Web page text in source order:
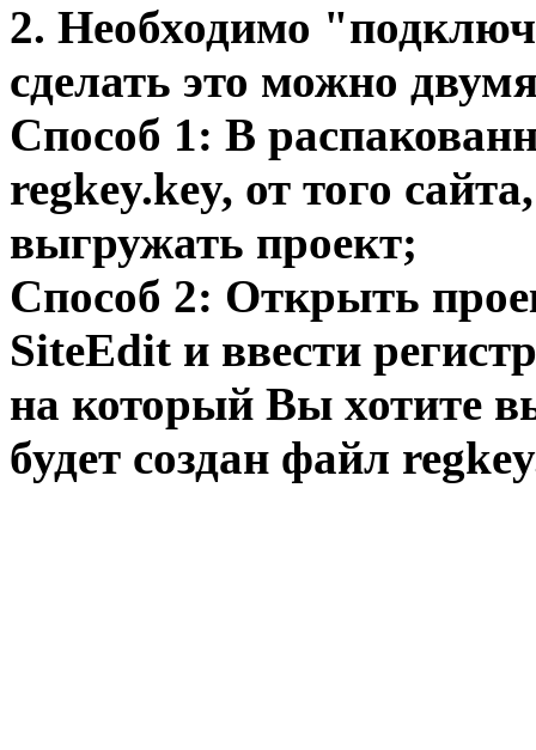
2. Необходимо
сделать это можно
Способ 1: В
regkey.key, от того
выгружать проект;
Способ 2: Открыть
SiteEdit и ввести
на который Вы хотите
будет создан файл